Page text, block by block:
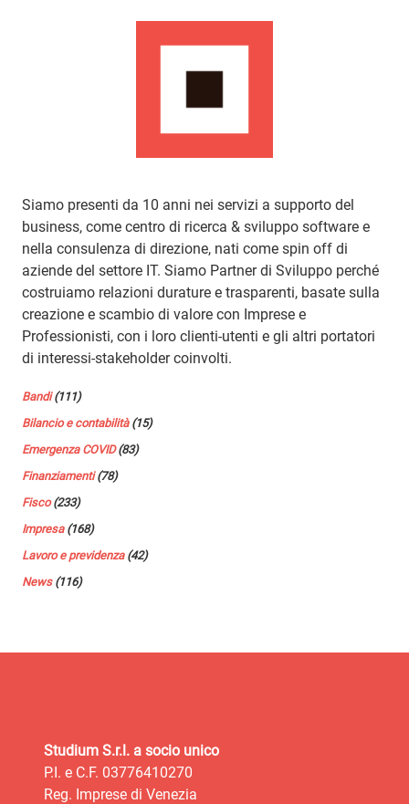
Siamo presenti da 10 anni nei servizi a supporto del
business, come centro di ricerca & sviluppo software e
nella consulenza di direzione, nati come spin off di
aziende del settore IT. Siamo Partner di Sviluppo perché
costruiamo relazioni durature e trasparenti, basate sulla
creazione e scambio di valore con Imprese e
Professionisti, con i loro clienti-utenti e gli altri portatori
di interessi-stakeholder coinvolti.
Bandi(111)
Bilancio e contabilità(15)
Emergenza COVID(83)
Finanziamenti(78)
Fisco(233)
Impresa(168)
Lavoro e previdenza(42)
News(116)
Studium S.r.l. a socio unico
P.I. e C.F. 03776410270
Reg. Imprese di Venezia